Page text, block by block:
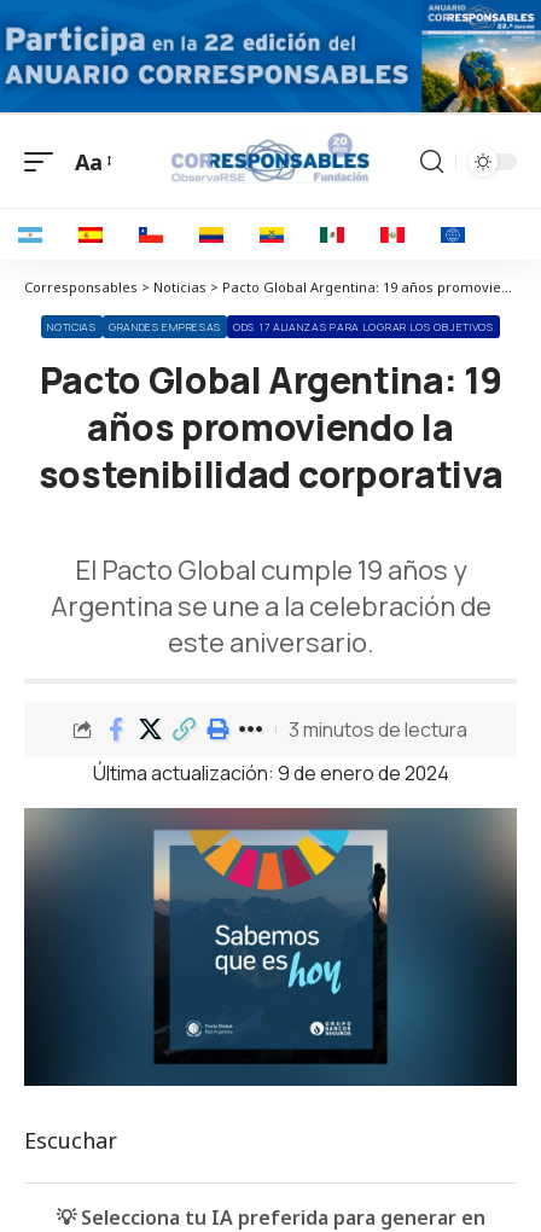
Aa
Corresponsables > Noticias > Pacto Global Argentina: 19 años promoviendo la sostenibilidad corporativa
NOTICIAS GRANDES EMPRESAS ODS 17 ALIANZAS PARA LOGRAR LOS OBJETIVOS
Pacto Global Argentina: 19
años promoviendo la
sostenibilidad corporativa
El Pacto Global cumple 19 años y
Argentina se une a la celebración de
este aniversario.
Última actualización: 9 de enero de 2024
3 minutos de lectura
Escuchar
💡 Selecciona tu IA preferida para generar en